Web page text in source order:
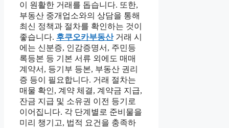
이 원활한 거래를 돕습니다. 또한,
부동산 중개업소와의 상담을 통해
최신 정책과 절차를 확인하는 것이
좋습니다. 후쿠오카부동산거래 시
에는 신분증, 인감증명서, 주민등
록등본 등 기본 서류 외에도 매매
계약서, 등기부 등본, 부동산 권리
증 등이 필요합니다. 거래 절차는
매물 확인, 계약 체결, 계약금 지급,
잔금 지급 및 소유권 이전 등기로
이어집니다. 각 단계별로 준비물을
미리 챙기고, 법적 요건을 충족하